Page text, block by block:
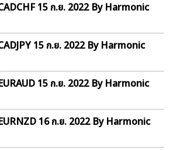
15 ก.ย. 2022 By Harmonic
15 ก.ย. 2022 By Harmonic
15 ก.ย. 2022 By Harmonic
EURNZD 16 ก.ย. 2022 By Harmonic